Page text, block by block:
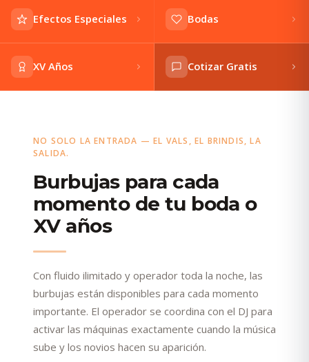
Efectos Especiales Bodas
XV Años Cotizar Gratis
NO SOLO LA ENTRADA — EL VALS, EL BRINDIS, LA
SALIDA.
Burbujas para cada
momento de tu boda o
XV años
Con fluido ilimitado y operador toda la noche, las
burbujas están disponibles para cada momento
importante. El operador se coordina con el DJ para
activar las máquinas exactamente cuando la música
sube y los novios hacen su aparición.